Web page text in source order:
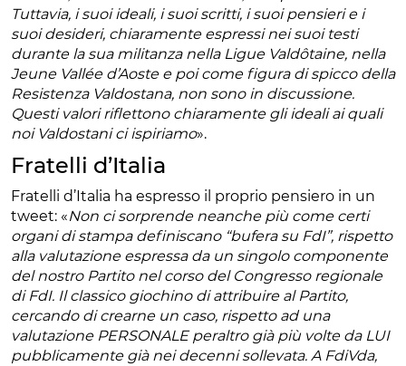
Tuttavia, i suoi ideali, i suoi scritti, i suoi pensieri e i
suoi desideri, chiaramente espressi nei suoi testi
durante la sua militanza nella Ligue Valdôtaine, nella
Jeune Vallée d’Aoste e poi come figura di spicco della
Resistenza Valdostana, non sono in discussione.
Questi valori riflettono chiaramente gli ideali ai quali
noi Valdostani ci ispiriamo».
Fratelli d’Italia
Fratelli d’Italia ha espresso il proprio pensiero in un
tweet: «Non ci sorprende neanche più come certi
organi di stampa definiscano “bufera su FdI”, rispetto
alla valutazione espressa da un singolo componente
del nostro Partito nel corso del Congresso regionale
di FdI. Il classico giochino di attribuire al Partito,
cercando di crearne un caso, rispetto ad una
valutazione PERSONALE peraltro già più volte da LUI
pubblicamente già nei decenni sollevata. A FdiVda,